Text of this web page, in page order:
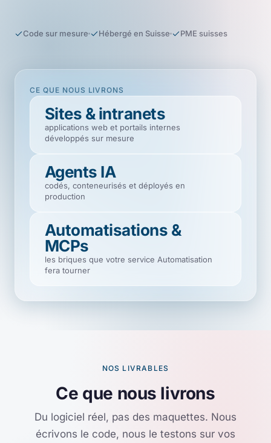
Code sur mesure Hébergé en Suisse PME suisses
CE QUE NOUS LIVRONS
Sites & intranets
applications web et portails internes
développés sur mesure
Agents IA
codés, conteneurisés et déployés en
production
Automatisations &
MCPs
les briques que votre service Automatisation
fera tourner
NOS LIVRABLES
Ce que nous livrons
Du logiciel réel, pas des maquettes. Nous
écrivons le code, nous le testons sur vos